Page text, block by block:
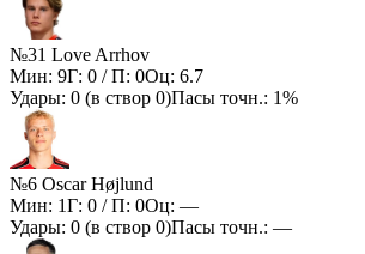
№31 Love Arrhov
Мин: 9Г: 0 / П: 0Оц: 6.7
Удары: 0 (в створ 0)Пасы точн.: 1%
№6 Oscar Højlund
Мин: 1Г: 0 / П: 0Оц: —
Удары: 0 (в створ 0)Пасы точн.: —